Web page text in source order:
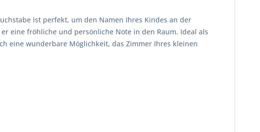
ist perfekt, um den Namen Ihres Kindes an der
eine fröhliche und persönliche Note in den Raum. Ideal als
eine wunderbare Möglichkeit, das Zimmer Ihres kleinen